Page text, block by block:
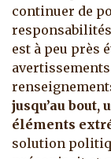
continuer de
est à peu près
jusqu’au
éléments
solution